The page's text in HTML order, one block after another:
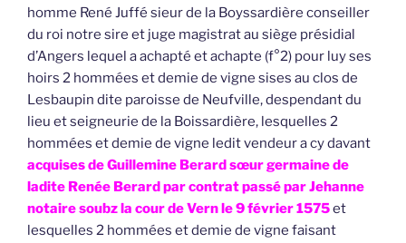
homme René Juffé sieur de la Boyssardière conseiller
du roi notre sire et juge magistrat au siège présidial
d’Angers lequel a achapté et achapte (f°2) pour luy ses
hoirs 2 hommées et demie de vigne sises au clos de
Lesbaupin dite paroisse de Neufville, despendant du
lieu et seigneurie de la Boissardière, lesquelles 2
hommées et demie de vigne ledit vendeur a cy davant
acquises de Guillemine Berard sœur germaine de
ladite Renée Berard par contrat passé par Jehanne
notaire soubz la cour de Vern le 9 février 1575et
lesquelles 2 hommées et demie de vigne faisant